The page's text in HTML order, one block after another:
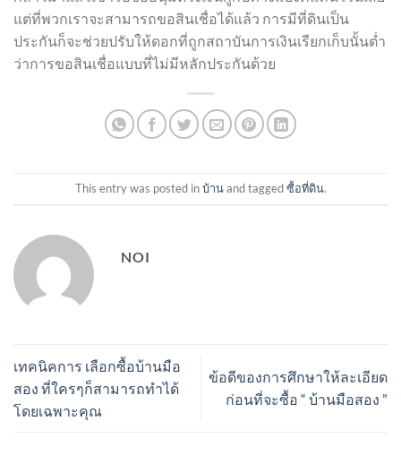
แต่ที่พวกเราจะสามารถขอสินเชื่อได้แล้ว การมีที่ดินเป็น
ประกันก็จะช่วยปรับให้ดอกที่ถูกสถาบันการเงินเรียกเก็บนั้นต่ำ
ว่าการขอสินเชื่อแบบที่ไม่มีหลักประกันด้วย
This entry was posted inบ้านand taggedซื้อที่ดิน.
NOI
เทคนิคการ เลือกซื้อบ้านมือ
สอง ที่ใครๆก็สามารถทำได้
โดยเฉพาะคุณ
ข้อดีของการศึกษาให้ละเอียด
ก่อนที่จะซื้อ “ บ้านมือสอง ”